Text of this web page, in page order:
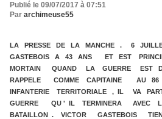
Publié le 09/07/2017 à 07:51
Par archimeuse55
LA PRESSE DE LA MANCHE . 6
GASTEBOIS A 43 ANS ET EST
MORTAIN QUAND LA GUERRE EST
RAPPELE COMME CAPITAINE AU 86
INFANTERIE TERRITORIALE , IL VA
GUERRE QU ' IL TERMINERA AVEC
BATAILLON . VICTOR GASTEBOIS